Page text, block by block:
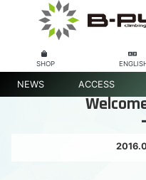
SHOP
NEWS ACCESS